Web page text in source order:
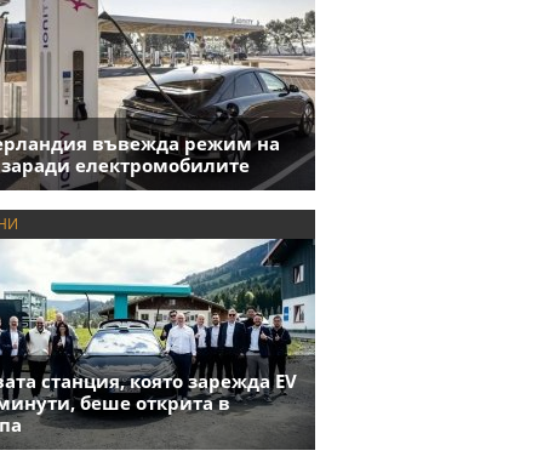
въвежда режим на
заради електромобилите
станция, която зарежда EV
беше открита в